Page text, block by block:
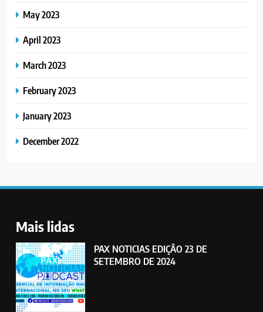
May 2023
April 2023
March 2023
February 2023
January 2023
December 2022
Mais lidas
PAX NOTICIAS EDIÇÃO 23 DE
SETEMBRO DE 2024